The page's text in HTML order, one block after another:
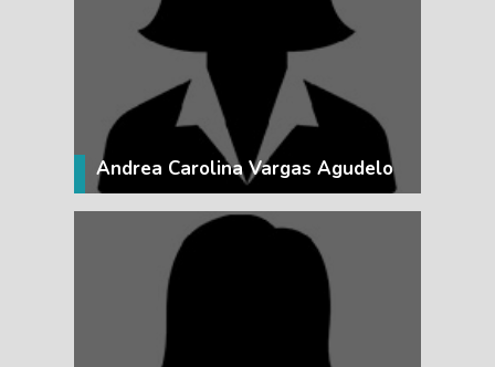
Andrea Carolina Vargas Agudelo